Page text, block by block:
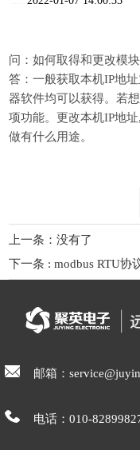
问：如何取得和更改模
答：一般获取本机IP地
器软件均可以获得。若
项功能。更改本机IP地
做有什么用途。
上一条：没有了
下一条 : modbus RTU协
邮箱：
电话：010-